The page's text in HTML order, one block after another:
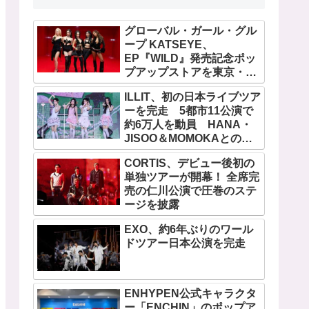
グローバル・ガール・グル
ープ KATSEYE、
EP『WILD』発売記念ポッ
プアップストアを東京・原
宿で開催 限定グッズも登
場ILLIT、初の日本ライブツア
ーを完走 5都市11公演で
約6万人を動員 HANA・
JISOO＆MOMOKAとのス
ペシャルコラボも実現
CORTIS、デビュー後初の
単独ツアーが開幕！ 全席完
売の仁川公演で圧巻のステ
ージを披露
EXO、約6年ぶりのワール
ドツアー日本公演を完走
ENHYPEN公式キャラクタ